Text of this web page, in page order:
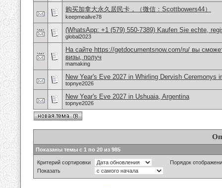
购买加拿大永久居民卡，（微信：Scottbowers44）
keepmealive78
(WhatsApp: +1 (579) 550-7389) Kaufen Sie echte,
global2023
На сайте https://getdocumentsnow.com/ru/ вы
визы, получ
mamaking
New Year's Eve 2027 in Whirling Dervish Ceremonys
topnye2026
New Year's Eve 2027 in Ushuaia, Argentina
topnye2026
Показаны темы с 1 по 20 из 985
Критерий сортировки
Порядок
Показать